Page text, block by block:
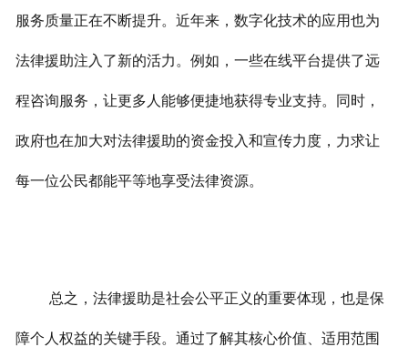
服务质量正在不断提升。近年来，数字化技术的应用也为
法律援助注入了新的活力。例如，一些在线平台提供了远
程咨询服务，让更多人能够便捷地获得专业支持。 同时，
政府也在加大对法律援助的资金投入和宣传力度，力求让
每一位公民都能平等地享受法律资源。
总之，法律援助是社会公平正义的重要体现，也是保
障个人权益的关键手段。通过了解其核心价值、适用范围